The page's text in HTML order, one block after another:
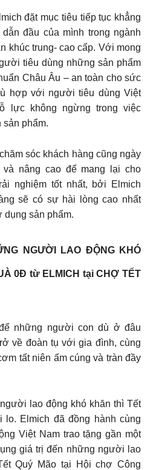
đặt mục tiêu tiếp tục khẳng
đầu của mình trong ngành
khúc trung- cao cấp. Với mong
tiêu dùng những sản phẩm
Châu Âu – an toàn cho sức
hợp với người tiêu dùng Việt
lực không ngừng trong việc
sản phẩm.
sóc khách hàng cũng ngày
nâng cao để mang lại cho
nghiệm tốt nhất, bởi Elmich
sẽ có sự hài lòng cao nhất
dụng sản phẩm.
NGƯỜI LAO ĐỘNG KHÓ
0Đ từ ELMICH tại CHỢ TẾT
những người con dù ở đâu
về đoàn tụ với gia đình, cùng
tất niên ấm cúng và tràn đầy
lao động khó khăn thì Tết
lo. Elmich đã đồng hành cùng
Việt Nam trao tặng gần một
giá trị đến những người lao
Quý Mão tại Hội chợ Công